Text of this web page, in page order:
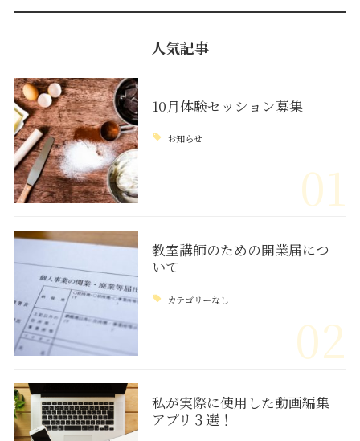
人気記事
10月体験セッション募集
お知らせ
01
教室講師のための開業届につ
いて
カテゴリーなし
02
私が実際に使用した動画編集
アプリ３選！